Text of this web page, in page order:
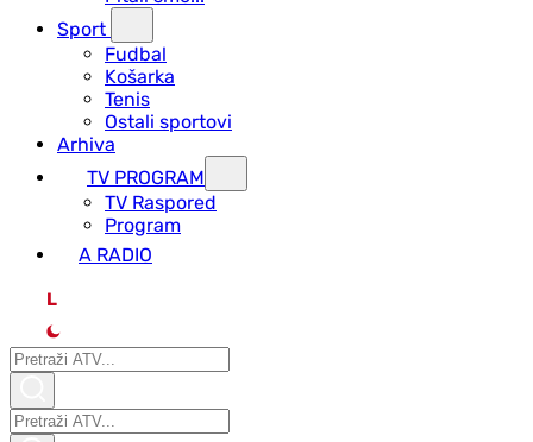
Sport
Fudbal
Košarka
Tenis
Ostali sportovi
Arhiva
TV PROGRAM
ТV Raspored
Program
A RADIO
L